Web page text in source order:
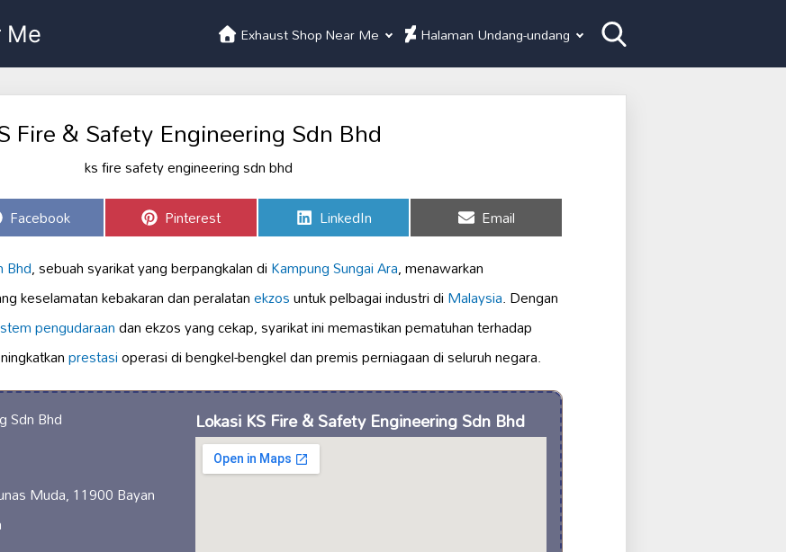
Exhaust Shop Near Me Halaman Undang-undang
Fire & Safety Engineering Sdn Bhd
Share
on
Facebook Share
on
Pinterest Share
on
LinkedIn Share
on
Email
Bhd, sebuah syarikat yang berpangkalan diKampung Sungai Ara, menawarkan
keselamatan kebakaran dan peralatanekzosuntuk pelbagai industri diMalaysia. Dengan
pengudaraandan ekzos yang cekap, syarikat ini memastikan pematuhan terhadap
prestasioperasi di bengkel-bengkel dan premis perniagaan di seluruh negara.
Muda, 11900 Bayan
Lokasi KS Fire & Safety Engineering Sdn Bhd